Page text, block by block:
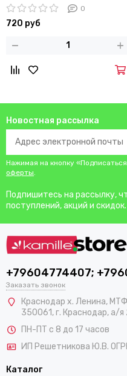
КМ-5102 с ручками из
бакелита
0
720 руб
Новостная рассылка
Нажимая на кнопку
оферты.
Подпишитесь на рассылку,
поступлений, акций и скидок.
+79604774407;
Заказать звонок
Краснодар х. Ленина,
350061, г. Краснодар, а/
ПН-ПТ с 8 до 17 часов
ИП Решетникова Ю.В.
Каталог